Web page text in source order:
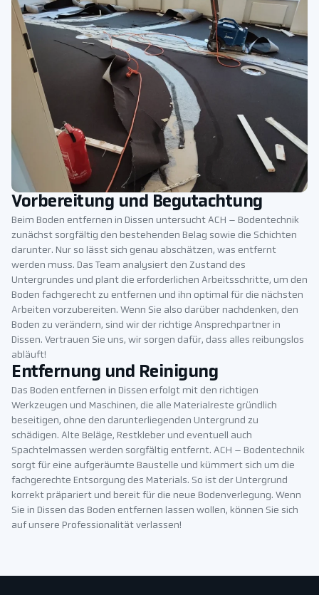
Vorbereitung und Begutachtung
Beim Boden entfernen in Dissen untersucht ACH – Bodentechnik
zunächst sorgfältig den bestehenden Belag sowie die Schichten
darunter. Nur so lässt sich genau abschätzen, was entfernt
werden muss. Das Team analysiert den Zustand des
Untergrundes und plant die erforderlichen Arbeitsschritte, um den
Boden fachgerecht zu entfernen und ihn optimal für die nächsten
Arbeiten vorzubereiten. Wenn Sie also darüber nachdenken, den
Boden zu verändern, sind wir der richtige Ansprechpartner in
Dissen. Vertrauen Sie uns, wir sorgen dafür, dass alles reibungslos
abläuft!
Entfernung und Reinigung
Das Boden entfernen in Dissen erfolgt mit den richtigen
Werkzeugen und Maschinen, die alle Materialreste gründlich
beseitigen, ohne den darunterliegenden Untergrund zu
schädigen. Alte Beläge, Restkleber und eventuell auch
Spachtelmassen werden sorgfältig entfernt. ACH – Bodentechnik
sorgt für eine aufgeräumte Baustelle und kümmert sich um die
fachgerechte Entsorgung des Materials. So ist der Untergrund
korrekt präpariert und bereit für die neue Bodenverlegung. Wenn
Sie in Dissen das Boden entfernen lassen wollen, können Sie sich
auf unsere Professionalität verlassen!